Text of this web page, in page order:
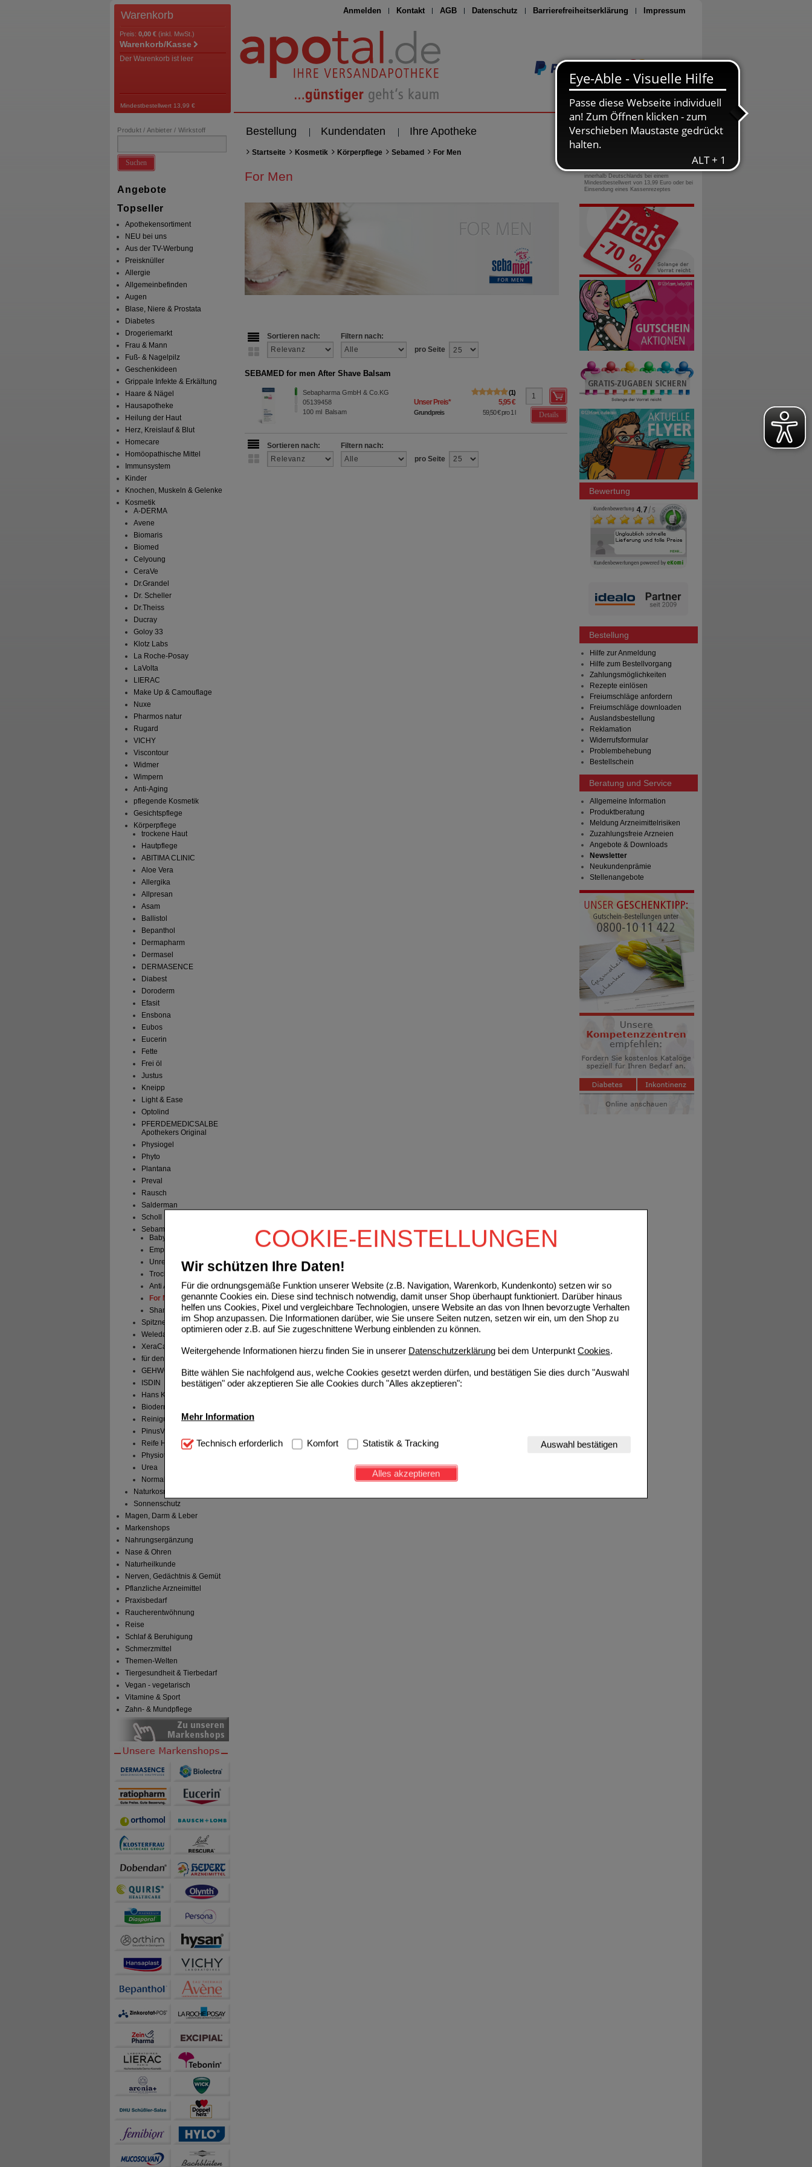
COOKIE-EINSTELLUNGEN
Wir schützen Ihre Daten!
Für die ordnungsgemäße Funktion unserer Website (z.B. Navigation, Warenkorb, Kundenkonto) setzen wir so
genannte Cookies ein. Diese sind technisch notwendig, damit unser Shop überhaupt funktioniert. Darüber hinaus
helfen uns Cookies, Pixel und vergleichbare Technologien, unsere Website an das von Ihnen bevorzugte Verhalten
im Shop anzupassen. Die Informationen darüber, wie Sie unsere Seiten nutzen, setzen wir ein, um den Shop zu
optimieren oder z.B. auf Sie zugeschnittene Werbung einblenden zu können.
Weitergehende Informationen hierzu finden Sie in unserer Datenschutzerklärung bei dem Unterpunkt Cookies.
Bitte wählen Sie nachfolgend aus, welche Cookies gesetzt werden dürfen, und bestätigen Sie dies durch "Auswahl
bestätigen" oder akzeptieren Sie alle Cookies durch "Alles akzeptieren":
Mehr Information
Technisch Notwendig: Hierbei handelt es sich um Cookies, die für die Grundfunktionen unserer Website
notwendig sind (z.B. Navigation, Warenkorb, Kundenkonto), weshalb auf diese nicht verzichtet werden kann.
Diese Cookies werden genutzt um das Einkaufserlebnis noch ansprechender zu gestalten,
beispielsweise für die Wiedererkennung des Besuchers oder unsere Seite an bevorzugte Verhaltensweisen (z.B.
sammeln, mit deren Hilfe wir unsere Website weiter für Sie optimieren können, den Inhalt auf unserer Website aber
Technisch erforderlich Komfort Statistik & Tracking Auswahl bestätigen
Alles akzeptieren
Anmelden Kontakt AGB Datenschutz Barrierefreiheitserklärung Impressum
Seite drucken
Warenkorb
Preis: 0,00 € (inkl. MwSt.)
Warenkorb/Kasse
Der Warenkorb ist leer
Mindestbestellwert 13,99 €
Bestellung Kundendaten Ihre Apotheke
Produkt / Anbieter / Wirkstoff
Suchen
Angebote
Topseller
Apothekensortiment
NEU bei uns
Aus der TV-Werbung
Preisknüller
Allergie
Allgemeinbefinden
Augen
Blase, Niere & Prostata
Diabetes
Drogeriemarkt
Frau & Mann
Fuß- & Nagelpilz
Geschenkideen
Grippale Infekte & Erkältung
Haare & Nägel
Hausapotheke
Heilung der Haut
Herz, Kreislauf & Blut
Homecare
Homöopathische Mittel
Immunsystem
Kinder
Knochen, Muskeln & Gelenke
Kosmetik
A-DERMA
Avene
Biomaris
Biomed
Celyoung
CeraVe
Dr.Grandel
Dr. Scheller
Dr.Theiss
Ducray
Goloy 33
Klotz Labs
La Roche-Posay
LaVolta
LIERAC
Make Up & Camouflage
Nuxe
Pharmos natur
Rugard
VICHY
Viscontour
Widmer
Wimpern
Anti-Aging
pflegende Kosmetik
Gesichtspflege
Körperpflege
trockene Haut
Hautpflege
ABITIMA CLINIC
Aloe Vera
Allergika
Allpresan
Asam
Ballistol
Bepanthol
Dermapharm
Dermasel
DERMASENCE
Diabest
Doroderm
Efasit
Ensbona
Eubos
Eucerin
Fette
Frei öl
Justus
Kneipp
Light & Ease
Optolind
PFERDEMEDICSALBE
Apothekers Original
Physiogel
Phyto
Plantana
Preval
Rausch
Salderman
Scholl
Sebamed
Baby Sebamed
Empfindliche Haut
Unreine Haut
Trockene Haut
Anti Ageing
For Men
Shampoo
Spitzner
Weleda
XeraCalm A.D.
für den Mann
GEHWOL
ISDIN
Hans Karrer
Bioderma
Reinigung & Erfrischung
PinusVital
Reife Haut Senioren
Physiotop
Urea
Normale Haut
Naturkosmetik
Sonnenschutz
Magen, Darm & Leber
Markenshops
Nahrungsergänzung
Nase & Ohren
Naturheilkunde
Nerven, Gedächtnis & Gemüt
Pflanzliche Arzneimittel
Praxisbedarf
Raucherentwöhnung
Reise
Schlaf & Beruhigung
Schmerzmittel
Themen-Welten
Tiergesundheit & Tierbedarf
Vegan - vegetarisch
Vitamine & Sport
Zahn- & Mundpflege
Startseite Kosmetik Körperpflege Sebamed For Men
For Men
Sortieren nach:
Filtern nach:
pro Seite
SEBAMED for men After Shave Balsam
Sebapharma GmbH & Co.KG
05139458
100 ml Balsam
1
Unser Preis* 5,95 €
Grundpreis 59,50 €pro 1 l Details
Sortieren nach:
Filtern nach:
pro Seite
0800-10 11 422
gebührenfreie Rufnummer
innerhalb Deutschlands bei einem
Mindestbestellwert von 13,99 Euro oder bei
Einsendung eines Kassenrezeptes
Bewertung
Bestellung
Hilfe zur Anmeldung
Hilfe zum Bestellvorgang
Zahlungsmöglichkeiten
Rezepte einlösen
Freiumschläge anfordern
Freiumschläge downloaden
Auslandsbestellung
Reklamation
Widerrufsformular
Problembehebung
Bestellschein
Beratung und Service
Allgemeine Information
Produktberatung
Meldung Arzneimittelrisiken
Zuzahlungsfreie Arzneien
Angebote & Downloads
Newsletter
Neukundenprämie
Stellenangebote